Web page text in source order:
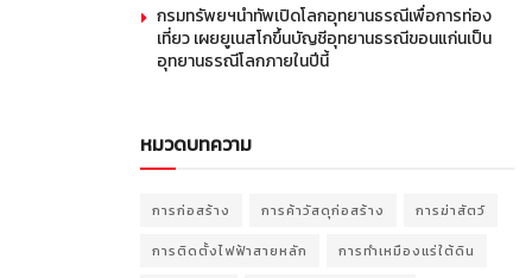
กรมทรัพยฯนำทัพเปิดโลกอุทยานธรณีเพื่อการท่อง
เที่ยว เผยยูเนสโกขึ้นบัญชีอุทยานธรณีขอนแก่นเป็น
อุทยานธรณีโลกภายในปีนี้
หมวดบทความ
การก่อสร้าง การค้าวัสดุก่อสร้าง การฆ่าสัตว์
การติดตั้งไฟฟ้าสายหลัก การทำเหมืองแร่ใต้ดิน